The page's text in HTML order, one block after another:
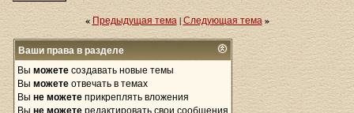
«Предыдущая тема|Следующая тема»
Ваши права в разделе
Вы можетесоздавать новые темы
Вы можетеотвечать в темах
Вы не можетеприкреплять вложения
Вы не можетередактировать свои сообщения